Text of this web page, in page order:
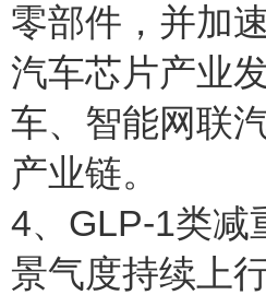
零部件，并加
汽车芯片产业
车、智能网联
产业链。
4、GLP-1类减
景气度持续上